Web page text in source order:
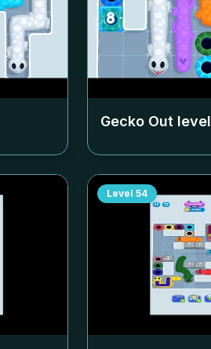
Gecko Out level
Level 54